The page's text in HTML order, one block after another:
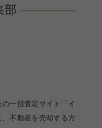
部
一括査定サイト「イ
不動産を売却する方